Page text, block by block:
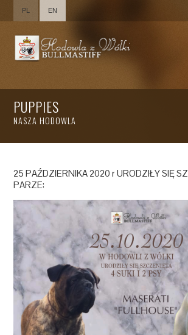
PL EN
PUPPIES
NASZA HODOWLA
25 PAŹDZIERNIKA 2020 r URODZIŁY SIĘ
PARZE: